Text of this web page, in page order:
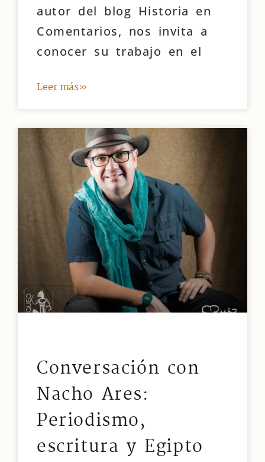
autor del blog Historia en
Comentarios, nos invita a
conocer su trabajo en el
Leer más»
Conversación con
Nacho Ares:
Periodismo,
escritura y Egipto